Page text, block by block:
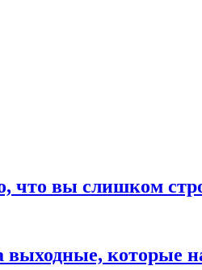
что вы слишком
которые